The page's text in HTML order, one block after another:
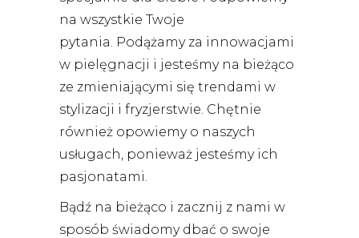
na wszystkie Twoje
pytania. Podążamy za innowacjami
w pielęgnacji i jesteśmy na bieżąco
ze zmieniającymi się trendami w
stylizacji i fryzjerstwie. Chętnie
również opowiemy o naszych
usługach, ponieważ jesteśmy ich
pasjonatami.
Bądź na bieżąco i zacznij z nami w
sposób świadomy dbać o swoje